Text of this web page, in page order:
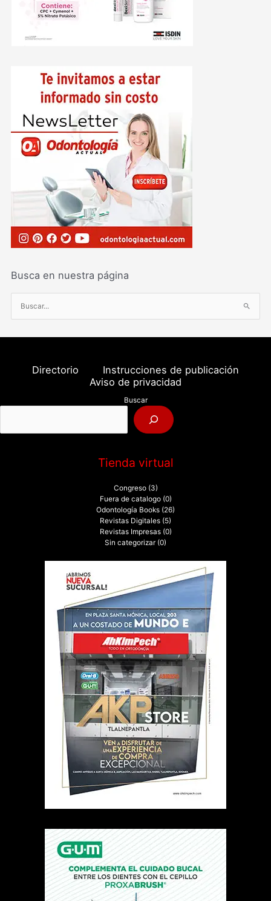
Busca en nuestra página
u
s
o
:
Directorio
Instrucciones de publicación
Aviso de privacidad
Buscar
Tienda virtual
Congreso (3)
Fuera de catalogo (0)
Odontología Books (26)
Revistas Digitales (5)
Revistas Impresas (0)
Sin categorizar (0)